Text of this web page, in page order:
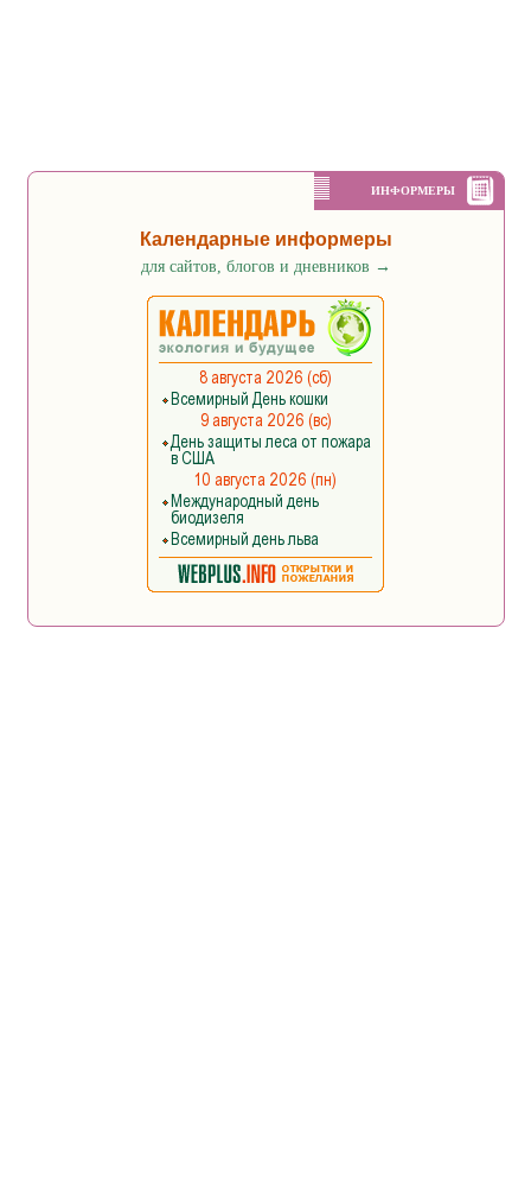
ИНФОРМЕРЫ
Календарные информеры
для сайтов, блогов и дневников →